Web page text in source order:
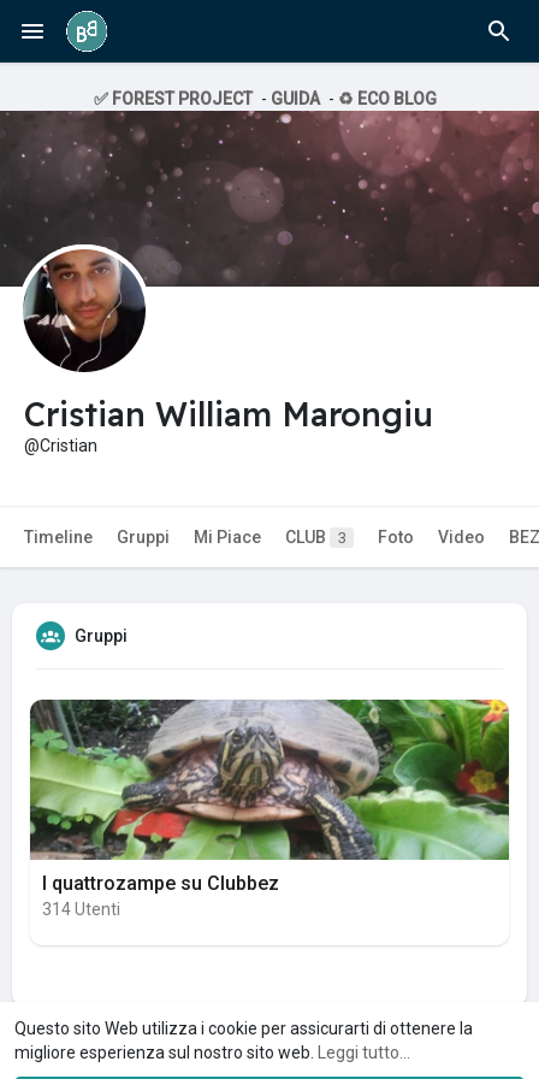
Questo sito Web utilizza i cookie per assicurarti di ottenere la
migliore esperienza sul nostro sito web.
Leggi tutto...
✅ FOREST PROJECT - GUIDA - ♻️ ECO BLOG
Cristian William Marongiu
@Cristian
Timeline Gruppi Mi Piace CLUB 3 Foto Video BEZ
Gruppi
I quattrozampe su Clubbez
314 Utenti